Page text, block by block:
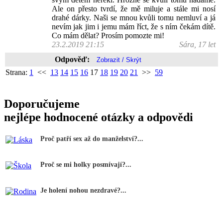
Ale on přesto tvrdí, že mě miluje a stále mi nosí
drahé dárky. Naši se mnou kvůli tomu nemluví a já
nevím jak jim i jemu mám říct, že s ním čekám dítě.
Co mám dělat? Prosím pomozte mi!
23.2.2019 21:15
Sára, 17 let
Odpověď:
Strana: 1 << 13 14 15 16 17 18 19 20 21 >> 59
Doporučujeme
nejlépe hodnocené otázky a odpovědi
Proč patří sex až do manželství?...
Proč se mi holky posmívají?...
Je holení nohou nezdravé?...